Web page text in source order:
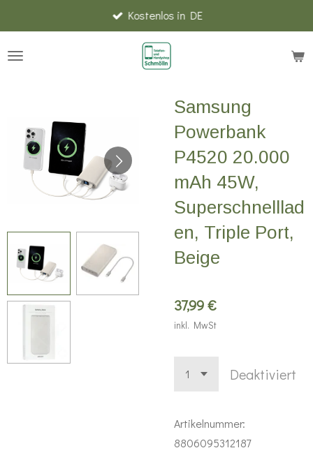
Hauptinhalt
springen
Kostenlos in DE
Samsung
Powerbank
P4520 20.000
mAh 45W,
Superschnelllad
en, Triple Port,
Beige
37,99 €
inkl. MwSt
Deaktiviert
Artikelnummer:
8806095312187